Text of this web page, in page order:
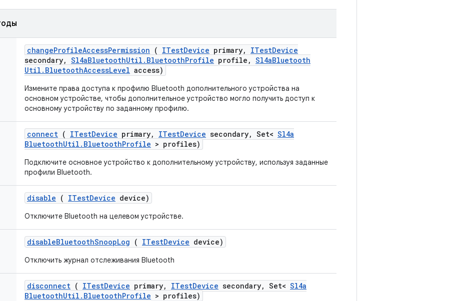
changeProfileAccessPermission ( ITestDevice primary, ITestDevice
secondary, Sl4aBluetoothUtil . BluetoothProfile profile , Sl4aBluetooth
Util . BluetoothAccessLevel access)
Измените права доступа к профилю Bluetooth дополнительного устройства на
основном устройстве, чтобы дополнительное устройство могло получить доступ к
основному устройству по заданному профилю.
connect ( ITestDevice primary, ITestDevice secondary, Set< Sl4a
BluetoothUtil . BluetoothProfile > profiles)
Подключите основное устройство к дополнительному устройству, используя заданные
профили Bluetooth.
disable ( ITestDevice device)
Отключите Bluetooth на целевом устройстве.
disableBluetoothSnoopLog ( ITestDevice device)
Отключить журнал отслеживания Bluetooth
disconnect ( ITestDevice primary, ITestDevice secondary, Set< Sl4a
BluetoothUtil . BluetoothProfile > profiles)